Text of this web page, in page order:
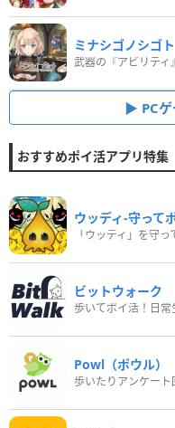
ミナシゴノシゴト
PC
おすすめポイ活アプリ特集
ウッディ‐守って
「ウッディ」を守
ビットウォーク
Powl（ポウル）